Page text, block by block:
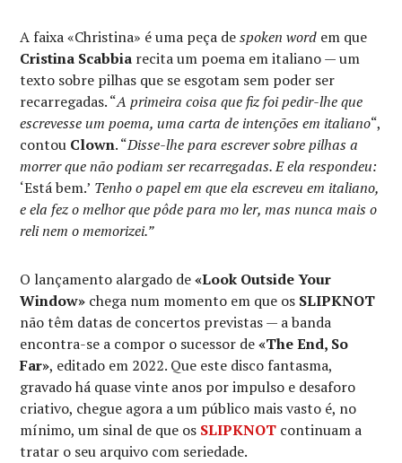
A faixa «Christina» é uma peça despoken word em que
Cristina Scabbia recita um poema em italiano — um
texto sobre pilhas que se esgotam sem poder ser
recarregadas. “A primeira coisa que fiz foi pedir-lhe que
escrevesse um poema, uma carta de intenções em italiano“,
contou Clown. “Disse-lhe para escrever sobre pilhas a
morrer que não podiam ser recarregadas. E ela respondeu:
‘Está bem.’ Tenho o papel em que ela escreveu em italiano,
e ela fez o melhor que pôde para mo ler, mas nunca mais o
reli nem o memorizei.”
O lançamento alargado de«Look Outside Your
Window» chega num momento em que os SLIPKNOT
não têm datas de concertos previstas — a banda
encontra-se a compor o sucessor de«The End, So
Far», editado em 2022. Que este disco fantasma,
gravado há quase vinte anos por impulso e desaforo
criativo, chegue agora a um público mais vasto é, no
mínimo, um sinal de que os SLIPKNOT continuam a
tratar o seu arquivo com seriedade.